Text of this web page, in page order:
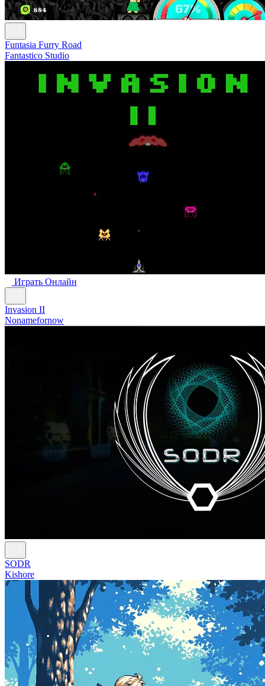
Funtasia Furry Road
Fantastico Studio
Играть Oнлайн
Invasion II
Nonamefornow
SODR
Kishore